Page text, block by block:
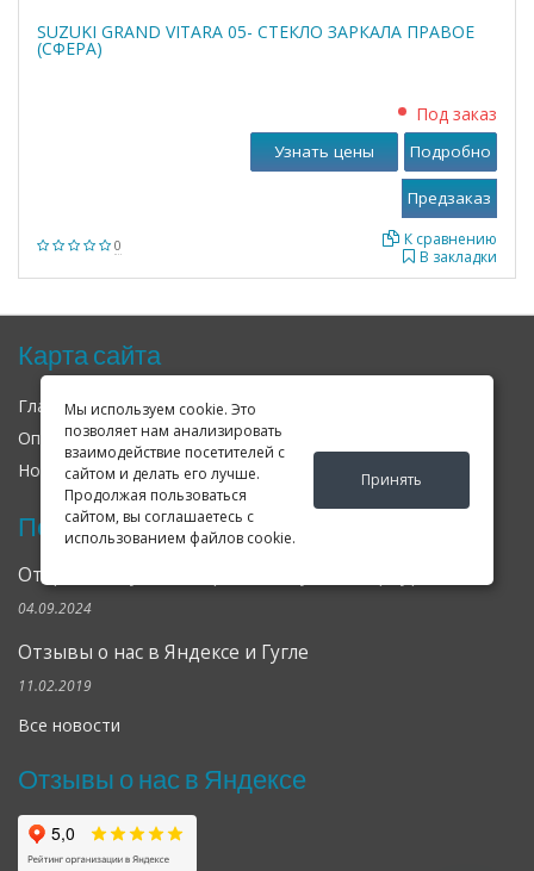
Мы используем cookie. Это
позволяет нам анализировать
взаимодействие посетителей с
сайтом и делать его лучше.
Продолжая пользоваться
сайтом, вы соглашаетесь с
использованием файлов cookie.
Принять
SUZUKI GRAND VITARA 05- СТЕКЛО ЗАРКАЛА ПРАВОЕ
(СФЕРА)
0
Под заказ
В закладки
К сравнению
Узнать цены Подробно
Карта сайта
Главная О нас
Оплата
Доставка
Новости
Оферта Соглашение
Последние новости
Открылся клубный сервис Geely в Петербурге
04.09.2024
Отзывы о нас в Яндексе и Гугле
11.02.2019
Все новости
Отзывы о нас в Яндексе